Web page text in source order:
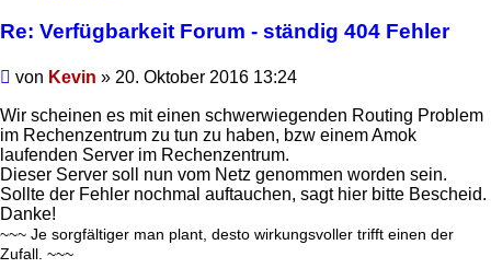
Re: Verfügbarkeit Forum - ständig 404 Fehler
Beitrag
von Kevin » 20. Oktober 2016 13:24
Wir scheinen es mit einen schwerwiegenden Routing Problem
im Rechenzentrum zu tun zu haben, bzw einem Amok
laufenden Server im Rechenzentrum.
Dieser Server soll nun vom Netz genommen worden sein.
Sollte der Fehler nochmal auftauchen, sagt hier bitte Bescheid.
Danke!
~~~ Je sorgfältiger man plant, desto wirkungsvoller trifft einen der
Zufall. ~~~